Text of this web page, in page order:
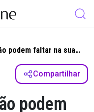
podem faltar na sua
Compartilhar
podem